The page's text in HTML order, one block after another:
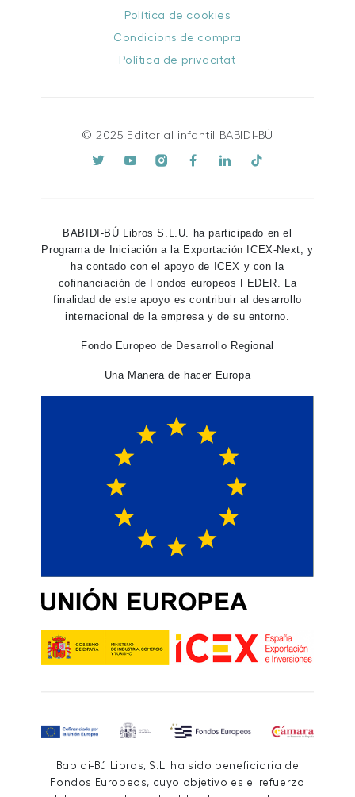
Política de cookies
Condicions de compra
Política de privacitat
© 2025 Editorial infantil BABIDI-BÚ
BABIDI-BÚ Libros S.L.U. ha participado en el
Programa de Iniciación a la Exportación ICEX-Next, y
ha contado con el apoyo de ICEX y con la
cofinanciación de Fondos europeos FEDER. La
finalidad de este apoyo es contribuir al desarrollo
internacional de la empresa y de su entorno.
Fondo Europeo de Desarrollo Regional
Una Manera de hacer Europa
Babidi-Bú Libros, S.L. ha sido beneficiaria de
Fondos Europeos, cuyo objetivo es el refuerzo